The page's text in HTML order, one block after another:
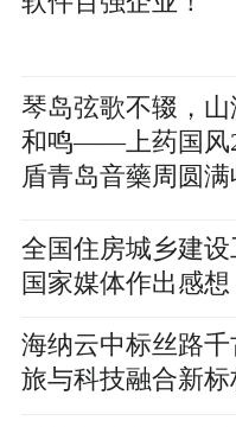
琴岛弦歌不辍，山
和鸣——上药国风
盾青岛音藥周圆满
全国住房城乡建
国家媒体作出感想
海纳云中标丝路
旅与科技融合新标